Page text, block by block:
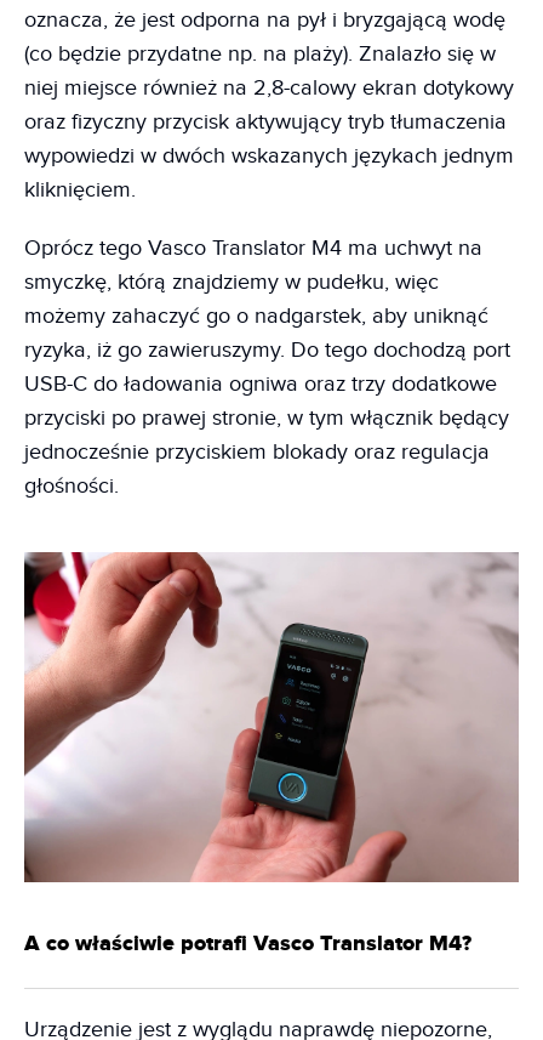
oznacza, że jest odporna na pył i bryzgającą wodę
(co będzie przydatne np. na plaży). Znalazło się w
niej miejsce również na 2,8-calowy ekran dotykowy
oraz fizyczny przycisk aktywujący tryb tłumaczenia
wypowiedzi w dwóch wskazanych językach jednym
kliknięciem.
Oprócz tego Vasco Translator M4 ma uchwyt na
smyczkę, którą znajdziemy w pudełku, więc
możemy zahaczyć go o nadgarstek, aby uniknąć
ryzyka, iż go zawieruszymy. Do tego dochodzą port
USB-C do ładowania ogniwa oraz trzy dodatkowe
przyciski po prawej stronie, w tym włącznik będący
jednocześnie przyciskiem blokady oraz regulacja
głośności.
A co właściwie potrafi Vasco Translator M4?
Urządzenie jest z wyglądu naprawdę niepozorne,